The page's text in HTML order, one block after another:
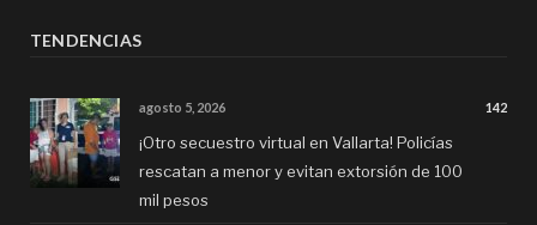
TENDENCIAS
agosto 5, 2026 142
¡Otro secuestro virtual en Vallarta! Policías
rescatan a menor y evitan extorsión de 100
mil pesos